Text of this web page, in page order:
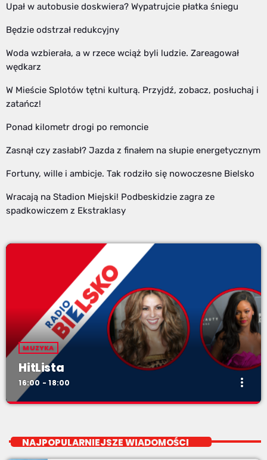
Upał w autobusie doskwiera? Wypatrujcie płatka śniegu
Będzie odstrzał redukcyjny
Woda wzbierała, a w rzece wciąż byli ludzie. Zareagował
wędkarz
W Mieście Splotów tętni kulturą. Przyjdź, zobacz, posłuchaj i
zatańcz!
Ponad kilometr drogi po remoncie
Zasnął czy zasłabł? Jazda z finałem na słupie energetycznym
Fortuny, wille i ambicje. Tak rodziło się nowoczesne Bielsko
Wracają na Stadion Miejski! Podbeskidzie zagra ze
spadkowiczem z Ekstraklasy
MUZYKA
HitLista
16:00 - 18:00 more_vert
Dwadzieścia najpopularniejszych nagrań na Podbeskidziu. A
które są najpopularniejsze? Możesz zdecydować sam!
NAJPOPULARNIEJSZE WIADOMOŚCI